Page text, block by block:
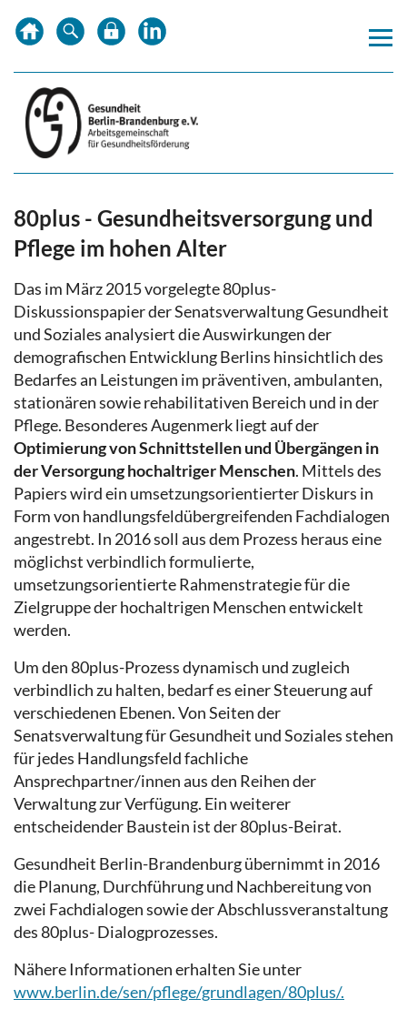
Inhalt
Hauptnavigation
Subnavigation
80plus - Gesundheitsversorgung und
Pflege im hohen Alter
Das im März 2015 vorgelegte 80plus-
Diskussionspapier der Senatsverwaltung Gesundheit
und Soziales analysiert die Auswirkungen der
demografischen Entwicklung Berlins hinsichtlich des
Bedarfes an Leistungen im präventiven, ambulanten,
stationären sowie rehabilitativen Bereich und in der
Pflege. Besonderes Augenmerk liegt auf der
Optimierung von Schnittstellen und Übergängen in
der Versorgung hochaltriger Menschen. Mittels des
Papiers wird ein umsetzungsorientierter Diskurs in
Form von handlungsfeldübergreifenden Fachdialogen
angestrebt. In 2016 soll aus dem Prozess heraus eine
möglichst verbindlich formulierte,
umsetzungsorientierte Rahmenstrategie für die
Zielgruppe der hochaltrigen Menschen entwickelt
werden.
Um den 80plus-Prozess dynamisch und zugleich
verbindlich zu halten, bedarf es einer Steuerung auf
verschiedenen Ebenen. Von Seiten der
Senatsverwaltung für Gesundheit und Soziales stehen
für jedes Handlungsfeld fachliche
Ansprechpartner/innen aus den Reihen der
Verwaltung zur Verfügung. Ein weiterer
entscheidender Baustein ist der 80plus-Beirat.
Gesundheit Berlin-Brandenburg übernimmt in 2016
die Planung, Durchführung und Nachbereitung von
zwei Fachdialogen sowie der Abschlussveranstaltung
des 80plus- Dialogprozesses.
Nähere Informationen erhalten Sie unter
www.berlin.de/sen/pflege/grundlagen/80plus/.